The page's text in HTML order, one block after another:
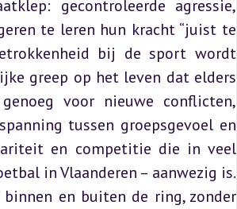
gecontroleerde agressie,
te leren hun kracht “juist te
bij de sport wordt
greep op het leven dat elders
voor nieuwe conflicten,
tussen groepsgevoel en
en competitie die in veel
in Vlaanderen – aanwezig is.
binnen en buiten de ring, zonder